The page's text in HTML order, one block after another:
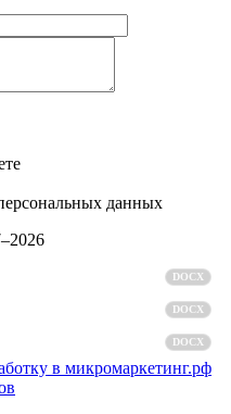
данных
DOCX
DOCX
DOCX
в микромаркетинг.рф